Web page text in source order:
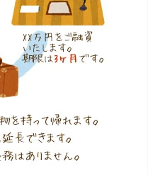
めてて不安でしたが、他
上の金額で大満足です。
方の対応でとても良かっ